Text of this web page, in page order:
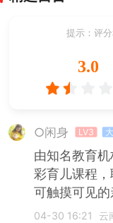
提示：评
3.0
○闲身 LV3
由知名教育
彩育儿课程
可触摸可见
04-30 16:21 云